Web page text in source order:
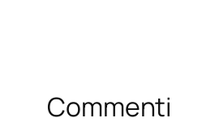
Commenti